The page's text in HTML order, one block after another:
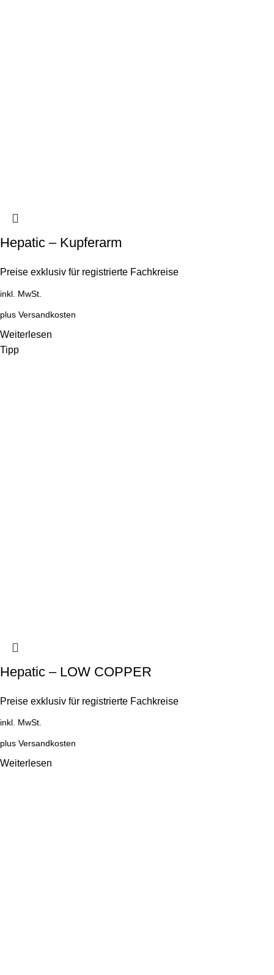
Hepatic – Kupferarm
Preise exklusiv für registrierte Fachkreise
inkl. MwSt.
plus Versandkosten
Weiterlesen
Tipp
Hepatic – LOW COPPER
Preise exklusiv für registrierte Fachkreise
inkl. MwSt.
plus Versandkosten
Weiterlesen